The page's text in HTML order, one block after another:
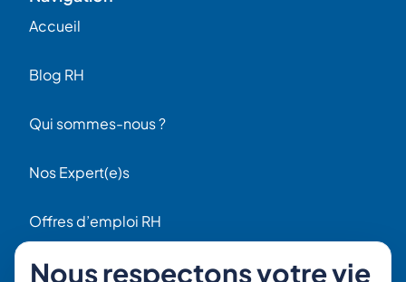
Accueil
Blog RH
Qui sommes-nous ?
Nos Expert(e)s
Offres d’emploi RH
56 Rue Raspail
Nous respectons votre vie